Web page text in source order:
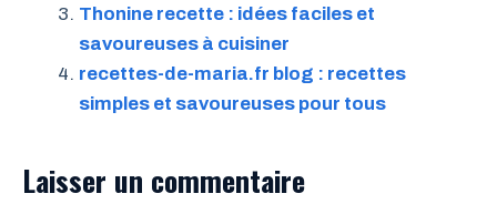
Thonine recette : idées faciles et
savoureuses à cuisiner
recettes-de-maria.fr blog : recettes
simples et savoureuses pour tous
Laisser un commentaire